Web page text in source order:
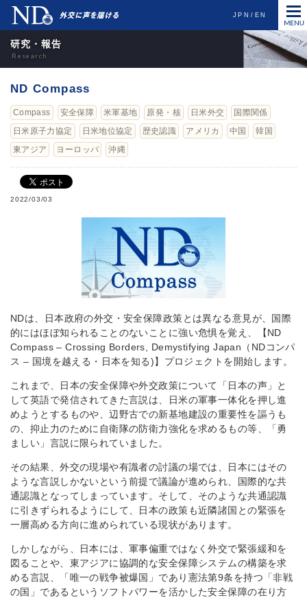
JPN EN
研究・報告
ND Compass
Compass 安全保障 米軍基地 原発・核 日米外交
国際関係
日米原子力協定
日米地位協定 歴史認識 アメリカ 中国
韓国
東アジア
ヨーロッパ 沖縄
2022/03/03
NDは、日本政府の外交・安全保障政策とは異なる意見が、国際
的にはほぼ知られることのないことに強い危惧を覚え、【ND
Compass – Crossing Borders, Demystifying Japan（NDコンパ
ス – 国境を越える・日本を知る)】プロジェクトを開始します。
これまで、日本の安全保障や外交政策について「日本の声」と
して英語で発信されてきた言説は、日米の軍事一体化を押し進
めようとするものや、辺野古での新基地建設の重要性を謳うも
の、抑止力のために自衛隊の防衛力強化を求めるもの等、「勇
ましい」言説に限られていました。
その結果、外交の現場や有識者の討議の場では、日本にはその
ような言説しかないという前提で議論が進められ、国際的な共
通認識となってしまっています。そして、そのような共通認識
に引きずられるようにして、日本の政策も近隣諸国との緊張を
一層高める方向に進められている現状があります。
しかしながら、日本には、軍事偏重ではなく外交で緊張緩和を
図ることや、東アジアに協調的な安全保障システムの構築を求
める言説、「唯一の戦争被爆国」であり憲法第9条を持つ「非戦
の国」であるというソフトパワーを活かした安全保障の在り方